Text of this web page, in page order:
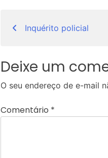
Navegação
de
Post
Inquérito policial
Deixe um
O seu endereço de e-mail
Comentário *